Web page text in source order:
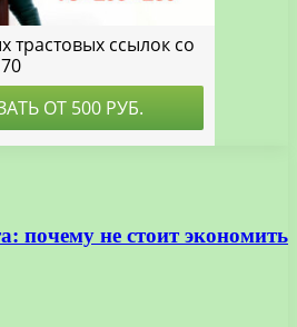
почему не стоит экономить